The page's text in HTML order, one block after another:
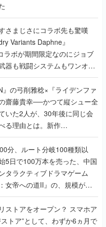
さまじさにコラボ先も驚嘆
Variants Daphne』
ラボが期間限定なのにジョブ
器も戦闘システムもワンオフ
た理由を両ディレクターに聞
』の弓削雅稔×『ライデンファ
齋藤貴幸──かつて縦シュー全
いた2人が、30年後に同じ会
る理由とは。新作
EXTREME』で初タッグを組
ド2人に訊く開発秘話
分、ルート分岐100種類以
5日で100万本を売った、中国
タラクティブドラマゲーム
女帝への道II』の、規模が違
プロデューサーに聞いた
アをオープン？ スマホア
トア”として、わずか6ヵ月で